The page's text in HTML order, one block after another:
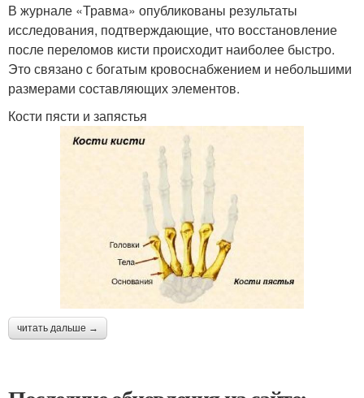
В журнале «Травма» опубликованы результаты
исследования, подтверждающие, что восстановление
после переломов кисти происходит наиболее быстро.
Это связано с богатым кровоснабжением и небольшими
размерами составляющих элементов.
Кости пясти и запястья
читать дальше →